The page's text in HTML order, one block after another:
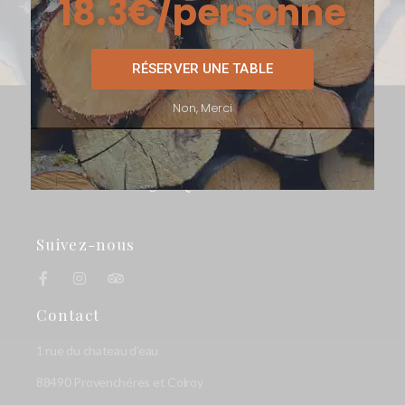
Suivez-nous
Contact
5 e
RÉSERVER UNE TABLE
Non, Merci